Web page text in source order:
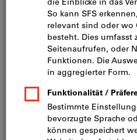
Bild zum Vergrößern anklicken